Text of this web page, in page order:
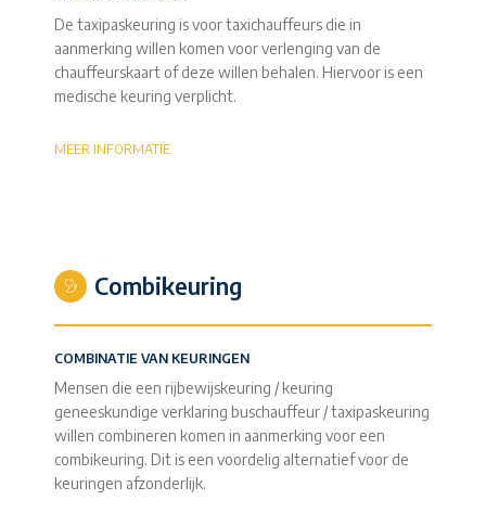
De taxipaskeuring is voor taxichauffeurs die in
aanmerking willen komen voor verlenging van de
chauffeurskaart of deze willen behalen. Hiervoor is een
medische keuring verplicht.
MEER INFORMATIE
Combikeuring
COMBINATIE VAN KEURINGEN
Mensen die een rijbewijskeuring / keuring
geneeskundige verklaring buschauffeur / taxipaskeuring
willen combineren komen in aanmerking voor een
combikeuring. Dit is een voordelig alternatief voor de
keuringen afzonderlijk.